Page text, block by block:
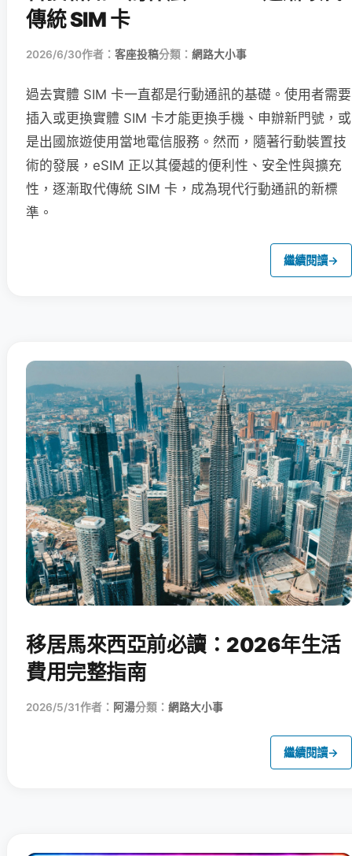
傳統 SIM 卡
2026/6/30作者： 客座投稿分類： 網路大小事
過去實體 SIM 卡一直都是行動通訊的基礎。使用者需要
插入或更換實體 SIM 卡才能更換手機、申辦新門號，或
是出國旅遊使用當地電信服務。然而，隨著行動裝置技
術的發展，eSIM 正以其優越的便利性、安全性與擴充
性，逐漸取代傳統 SIM 卡，成為現代行動通訊的新標
準。
繼續閱讀→
移居馬來西亞前必讀：2026年生活
費用完整指南
2026/5/31作者： 阿湯分類： 網路大小事
繼續閱讀→